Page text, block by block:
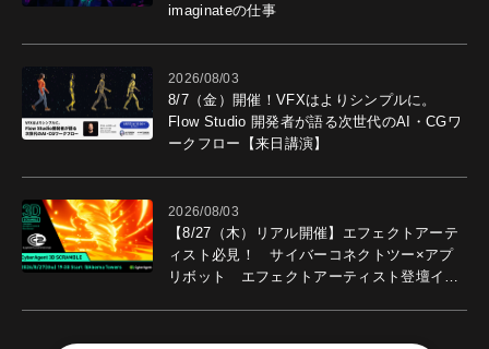
imaginateの仕事
2026/08/03
8/7（金）開催！VFXはよりシンプルに。
Flow Studio 開発者が語る次世代のAI・CGワ
ークフロー【来日講演】
2026/08/03
【8/27（木）リアル開催】エフェクトアーテ
ィスト必見！ サイバーコネクトツー×アプ
リボット エフェクトアーティスト登壇イベ